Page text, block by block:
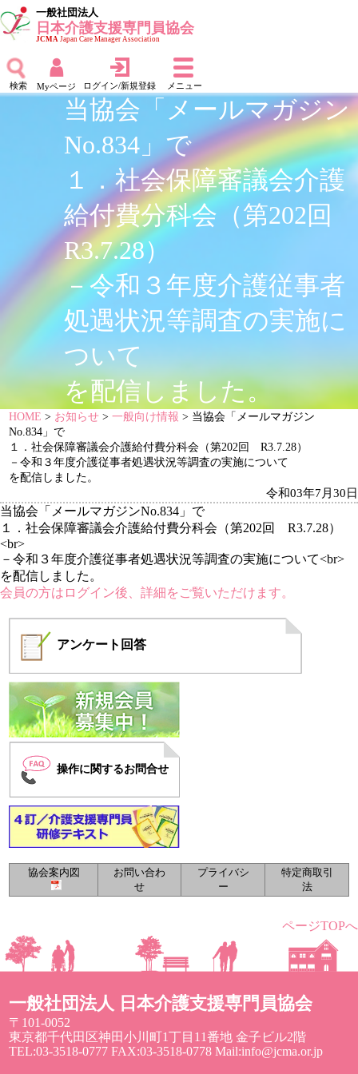
一般社団法人
日本介護支援専門員協会
JCMAJapan Care Manager Association
検索 Myページ ログイン/新規登録 メニュー
当協会「メールマガジン
No.834」で
１．社会保障審議会介護
給付費分科会（第202回
R3.7.28）
－令和３年度介護従事者
処遇状況等調査の実施に
ついて
を配信しました。
HOME > お知らせ >一般向け情報 > 当協会「メールマガジン
No.834」で
１．社会保障審議会介護給付費分科会（第202回 R3.7.28）
－令和３年度介護従事者処遇状況等調査の実施について
を配信しました。
令和03年7月30日
当協会「メールマガジンNo.834」で
１．社会保障審議会介護給付費分科会（第202回 R3.7.28）
<br>
－令和３年度介護従事者処遇状況等調査の実施について<br>
を配信しました。
会員の方はログイン後、詳細をご覧いただけます。
アンケート 回答
操作に関するお問合せ
ページTOPへ
一般社団法人 日本介護支援専門員協会
〒101-0052
東京都千代田区神田小川町1丁目11番地 金子ビル2階
TEL:03-3518-0777 FAX:03-3518-0778 Mail:info@jcma.or.jp
協会案内図
お問い合わ
せ
プライバシ
ー
特定商取引
法